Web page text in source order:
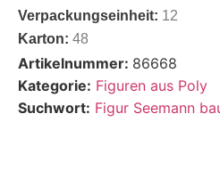
Verpackungseinheit: 12
Karton: 48
Artikelnummer: 86668
Kategorie: Figuren aus Poly
Suchwort: Figur Seemann